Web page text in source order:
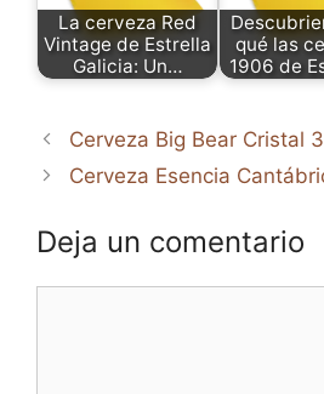
La cerveza Red
Vintage de Estrella
Galicia: Un…
qué las
1906 de
Cerveza Big Bear Cristal
Cerveza Esencia
Deja un comentario